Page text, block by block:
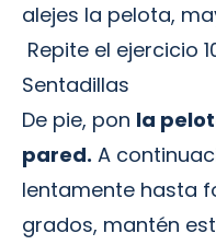
alejes la pelota,
Repite el ejercicio
Sentadillas
De pie, pon la
pared. A
lentamente hasta
grados, mantén